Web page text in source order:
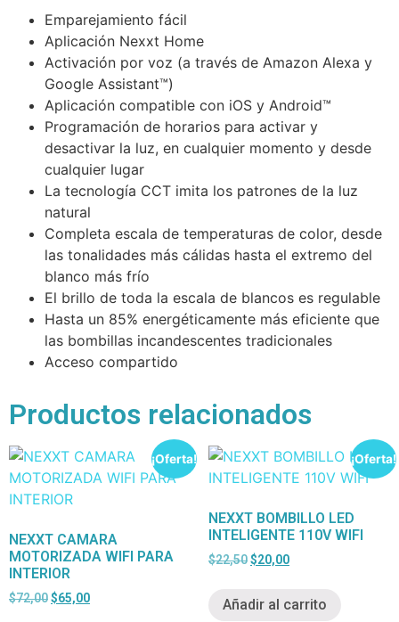
Emparejamiento fácil
Aplicación Nexxt Home
Activación por voz (a través de Amazon Alexa y
Google Assistant™)
Aplicación compatible con iOS y Android™
Programación de horarios para activar y
desactivar la luz, en cualquier momento y desde
cualquier lugar
La tecnología CCT imita los patrones de la luz
natural
Completa escala de temperaturas de color, desde
las tonalidades más cálidas hasta el extremo del
blanco más frío
El brillo de toda la escala de blancos es regulable
Hasta un 85% energéticamente más eficiente que
las bombillas incandescentes tradicionales
Acceso compartido
Productos relacionados
¡Oferta!
NEXXT CAMARA
MOTORIZADA WIFI PARA
INTERIOR
$72,00$65,00
¡Oferta!
NEXXT BOMBILLO LED
INTELIGENTE 110V WIFI
$22,50$20,00
Añadir al carrito